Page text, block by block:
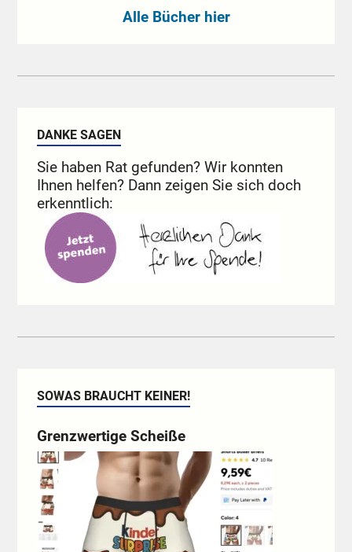
Alle Bücher hier
DANKE SAGEN
Sie haben Rat gefunden? Wir konnten
Ihnen helfen? Dann zeigen Sie sich doch
erkenntlich:
SOWAS BRAUCHT KEINER!
Grenzwertige Scheiße